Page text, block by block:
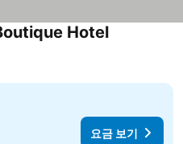
Hotel
요금 보기